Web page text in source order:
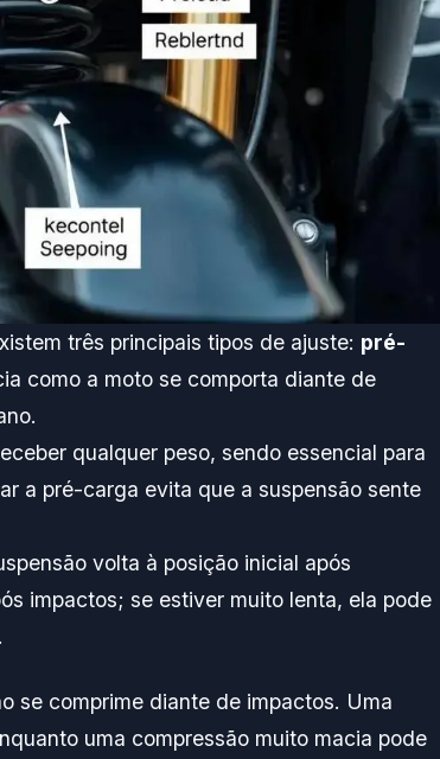
três principais tipos de ajuste: pré-
como a moto se comporta diante de
qualquer peso, sendo essencial para
a pré-carga evita que a suspensão sente
volta à posição inicial após
impactos; se estiver muito lenta, ela pode
se comprime diante de impactos. Uma
uma compressão muito macia pode